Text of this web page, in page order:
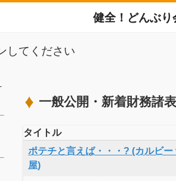
健全！どんぶ
してください
一般公開・新着財務諸
タイトル
ポテチと言えば・・・? (カルビ
屋)